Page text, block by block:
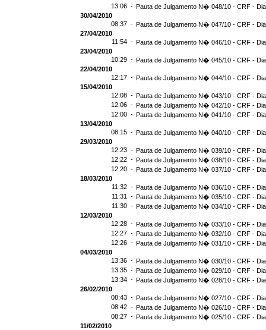
13:06 - Pauta de Julgamento N� 048/10 - CRF -
30/04/2010
08:37 - Pauta de Julgamento N� 047/10 - CRF -
27/04/2010
11:54 - Pauta de Julgamento N� 046/10 - CRF -
23/04/2010
10:29 - Pauta de Julgamento N� 045/10 - CRF -
22/04/2010
12:17 - Pauta de Julgamento N� 044/10 - CRF -
15/04/2010
12:08 - Pauta de Julgamento N� 043/10 - CRF -
12:06 - Pauta de Julgamento N� 042/10 - CRF -
12:00 - Pauta de Julgamento N� 041/10 - CRF -
13/04/2010
08:15 - Pauta de Julgamento N� 040/10 - CRF -
29/03/2010
12:23 - Pauta de Julgamento N� 039/10 - CRF -
12:22 - Pauta de Julgamento N� 038/10 - CRF -
12:20 - Pauta de Julgamento N� 037/10 - CRF -
18/03/2010
11:32 - Pauta de Julgamento N� 036/10 - CRF -
11:31 - Pauta de Julgamento N� 035/10 - CRF -
11:30 - Pauta de Julgamento N� 034/10 - CRF -
12/03/2010
12:28 - Pauta de Julgamento N� 033/10 - CRF -
12:27 - Pauta de Julgamento N� 032/10 - CRF -
12:26 - Pauta de Julgamento N� 031/10 - CRF -
04/03/2010
13:36 - Pauta de Julgamento N� 030/10 - CRF -
13:35 - Pauta de Julgamento N� 029/10 - CRF -
13:34 - Pauta de Julgamento N� 028/10 - CRF -
26/02/2010
08:43 - Pauta de Julgamento N� 027/10 - CRF -
08:42 - Pauta de Julgamento N� 026/10 - CRF -
08:27 - Pauta de Julgamento N� 025/10 - CRF -
11/02/2010